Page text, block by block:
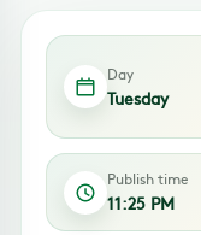
Day
Tuesday
Publish time
11:25 PM